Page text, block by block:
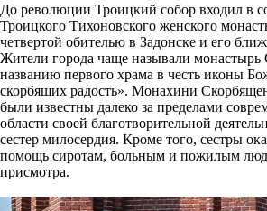
До революции Троицкий собор входил в
Троицкого Тихоновского женского
четвертой обителью в Задонске и его
Жители города чаще называли
названию первого храма в честь иконы
скорбящих радость». Монахини
были известны далеко за пределами
области своей благотворительной
сестер милосердия. Кроме того, сестры
помощь сиротам, больным и пожилым
присмотра.